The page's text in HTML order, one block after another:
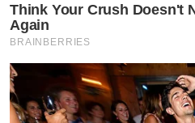
Think Your Crush Doesn't
Again
BRAINBERRIES